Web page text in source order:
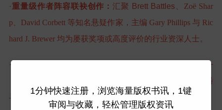
·重量级作者阵容联袂创作：汇聚 Brett Battles
Zoë Shar
p
David Corbett 等知名悬疑作家，主编 Gary Phillips 与 Ric
hard J. Brewer 均为屡获奖项或高度评价的行业资深人士。
·影视改编已上线，市场热度可期：
Disney+
传播
与二次营销价值。
1分钟快速注册，浏览海量版权书讯，1键
审阅与收藏，轻松管理版权资讯